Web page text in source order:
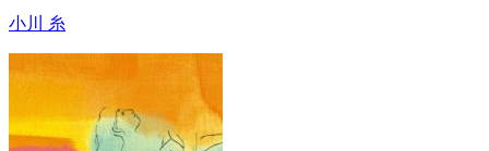
小川 糸